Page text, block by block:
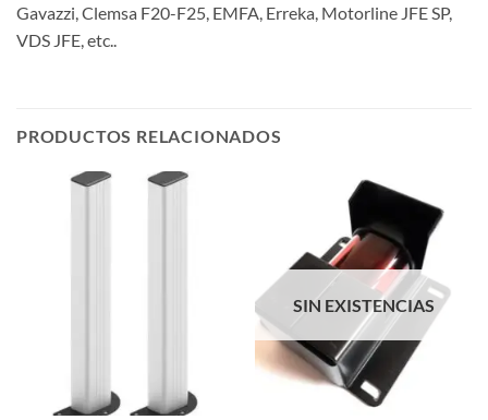
Gavazzi, Clemsa F20-F25, EMFA, Erreka, Motorline JFE SP,
VDS JFE, etc..
PRODUCTOS RELACIONADOS
SIN EXISTENCIAS